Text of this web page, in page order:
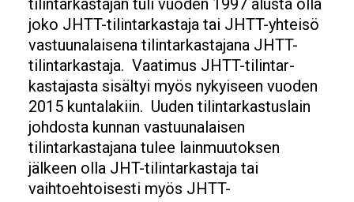
tilintarkastajan tuli vuoden 1997 alusta olla
joko JHTT-tilintarkas­taja tai JHTT-yhteisö
vastuunalaisena tilintarkastajana JHTT-
tilintarkastaja. Vaatimus JHTT-tilintar­
kastajasta sisältyi myös nykyiseen vuoden
2015 kuntalakiin. Uuden tilintarkastuslain
johdosta kunnan vastuunalaisen
tilintarkastajana tulee lainmuutoksen
jälkeen olla JHT-tilintar­kastaja tai
vaihtoehtoisesti myös JHTT-